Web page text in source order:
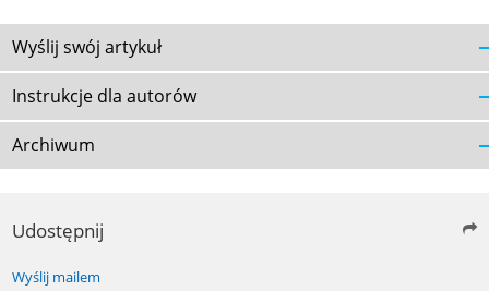
Wyślij swój artykuł
Instrukcje dla autorów
Archiwum
Udostępnij
Wyślij mailem